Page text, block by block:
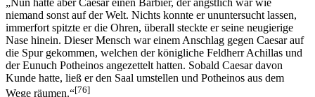
niemand sonst auf der Welt. Nichts konnte er ununtersucht lassen,
immerfort spitzte er die Ohren, überall steckte er seine neugierige
Nase hinein. Dieser Mensch war einem Anschlag gegen Caesar auf
die Spur gekommen, welchen der königliche Feldherr Achillas und
der Eunuch Potheinos angezettelt hatten. Sobald Caesar davon
Kunde hatte, ließ er den Saal umstellen und Potheinos aus dem
Wege räumen.“[76]